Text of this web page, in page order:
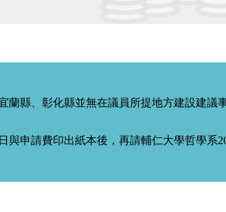
蘭縣、彰化縣並無在議員所提地方建設建議
申請費印出紙本後，再請輔仁大學哲學系